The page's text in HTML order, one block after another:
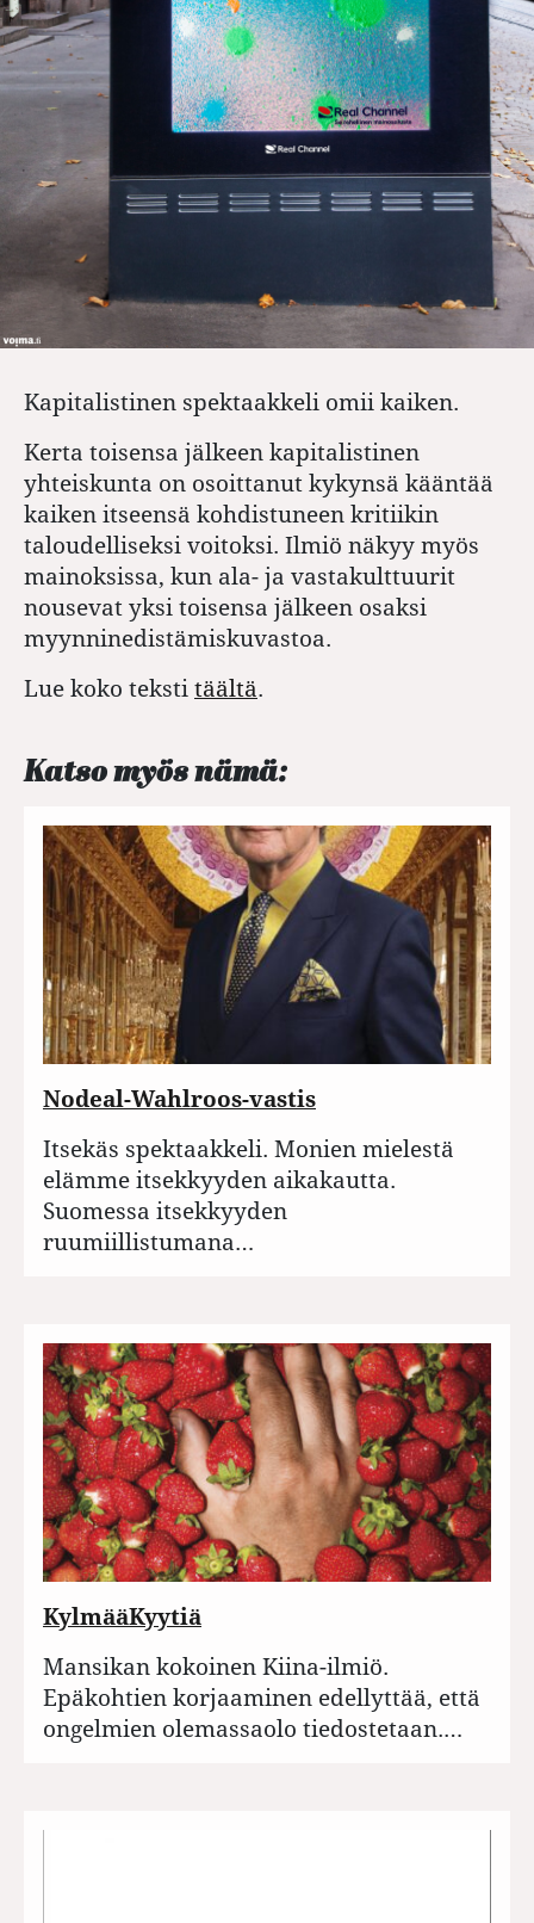
Kapitalistinen spektaakkeli omii kaiken.
Kerta toisensa jälkeen kapitalistinen
yhteiskunta on osoittanut kykynsä kääntää
kaiken itseensä kohdistuneen kritiikin
taloudelliseksi voitoksi. Ilmiö näkyy myös
mainoksissa, kun ala- ja vastakulttuurit
nousevat yksi toisensa jälkeen osaksi
myynninedistämiskuvastoa.
Lue koko teksti täältä.
Katso myös nämä:
Nodeal-Wahlroos-vastis
Itsekäs spektaakkeli. Monien mielestä
elämme itsekkyyden aikakautta.
Suomessa itsekkyyden
ruumiillistumana…
KylmääKyytiä
Mansikan kokoinen Kiina-ilmiö.
Epäkohtien korjaaminen edellyttää, että
ongelmien olemassaolo tiedostetaan.…